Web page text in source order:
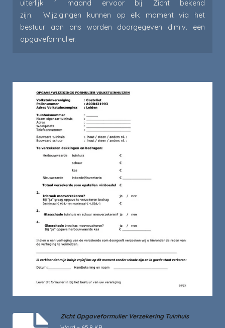
uiterlijk 1 maand ervoor bij Zicht bekend
zijn. Wijzigingen kunnen op elk moment via het
bestuur aan ons worden doorgegeven d.m.v. een
opgaveformulier.
Zicht Opgaveformulier Verzekering Tuinhuis